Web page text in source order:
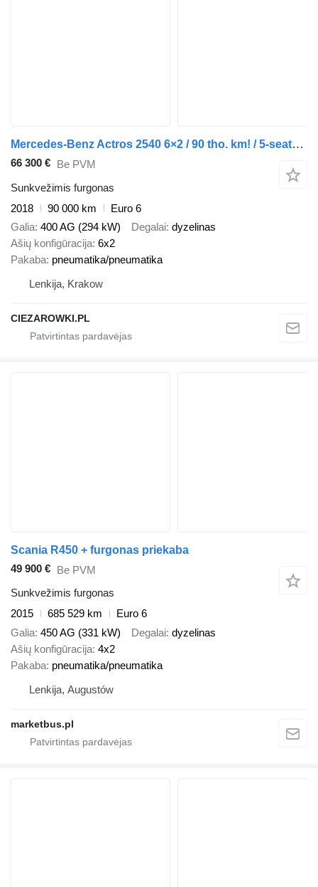
Mercedes-Benz Actros 2540 6×2 / 90 tho. km! / 5-seater cab! / Box body 18 EPAL
66 300 € Be PVM
Sunkvežimis furgonas
2018
90 000 km
Euro 6
Galia 400 AG (294 kW) Degalai dyzelinas
Ašių konfigūracija 6x2
Pakaba pneumatika/pneumatika
Lenkija, Krakow
CIEZAROWKI.PL
Scania R450 + furgonas priekaba
49 900 € Be PVM
Sunkvežimis furgonas
2015
685 529 km
Euro 6
Galia 450 AG (331 kW) Degalai dyzelinas
Ašių konfigūracija 4x2
Pakaba pneumatika/pneumatika
Lenkija, Augustów
marketbus.pl